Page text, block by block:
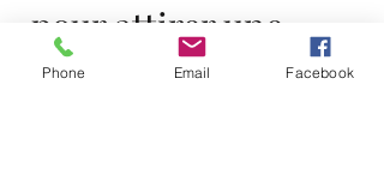
pour attirer une
nouvelle clientèle.
Phone Email Facebook